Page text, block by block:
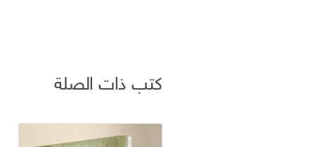
كتب ذات الصلة